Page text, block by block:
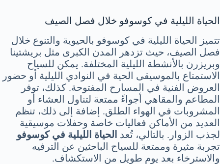
الحياة الليلية في كوسوفو خلال فصل الصيف
تتميز الحياة الليلية في كوسوفو بالحيوية والتنوع خلال
فصل الصيف، حيث تزدهر المدن الكبرى مثل بريشتينا
وبريزرن بالأنشطة الليلية المختلفة. يمكن للسياح
الاستمتاع بالموسيقى الحية في النوادي الليلية أو حضور
العروض الفنية في المسارح المفتوحة. كذلك، توفر
المطاعم والمقاهي أجواءً ممتعة لتناول العشاء أو
المشروبات في الهواء الطلق. إضافة إلى ذلك، تنظم
العديد من الأماكن فعاليات خاصة وحفلات موسيقية
لجذب الزوار. بالتالي، تُعد الحياة الليلية في كوسوفو
تجربة مثيرة وممتعة للسياح الباحثين عن الترفيه
والاسترخاء بعد يوم طويل من الاستكشاف.